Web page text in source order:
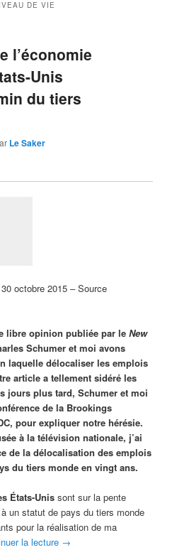
DE VIE
l’économie
Unis
du tiers
Le Saker
octobre 2015 – Source
libre opinion publiée par leNew
Schumer et moi avons
laquelle délocaliser les emplois
article a tellement sidéré les
jours plus tard, Schumer et moi
de la Brookings
pour expliquer notre hérésie.
à la télévision nationale, j’ai
de la délocalisation des emplois
du tiers monde en vingt ans.
États-Unis sont sur la pente
un statut de pays du tiers monde
pour la réalisation de ma
la lecture →